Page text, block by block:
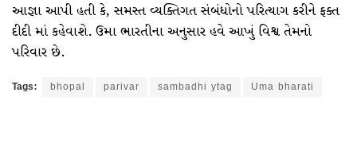
આજ્ઞા આપી હતી કે, સમસ્ત વ્યક્તિગત સંબંધોનો પરિત્યાગ કરીને ફક્ત
દીદી માં કહેવાશે. ઉમા ભારતીના અનુસાર હવે આખું વિશ્વ તેમનો
પરિવાર છે.
Tags: bhopal parivar sambadhi ytag Uma bharati